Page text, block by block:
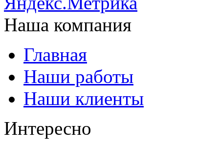
Наша компания
Главная
Наши работы
Наши клиенты
Интересно